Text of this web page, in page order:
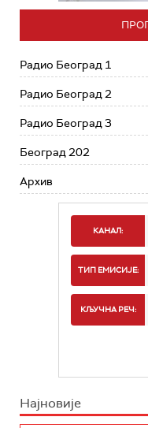
Радио Београд 1
Радио Београд 2
Радио Београд 3
Београд 202
Архив
КАНАЛ:
ТИП ЕМИСИЈЕ:
КЉУЧНА РЕЧ:
Најновије